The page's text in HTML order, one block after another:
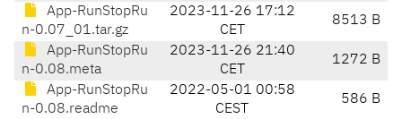
App-RunStopRu
n-0.07_01.tar.gz
2023-11-26 17:12
CET
8513 B
App-RunStopRu
n-0.08.meta
2023-11-26 21:40
CET
1272 B
App-RunStopRu
n-0.08.readme
2022-05-01 00:58
CEST
586 B